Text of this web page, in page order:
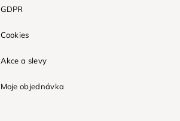
GDPR
Cookies
Akce a slevy
Moje objednávka